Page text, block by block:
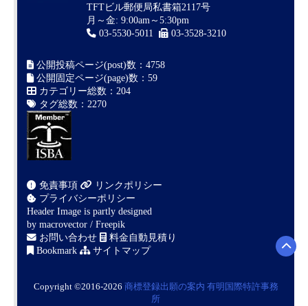
TFTビル郵便局私書箱2117号
月～金: 9:00am～5:30pm
03-5530-5011
03-3528-3210
公開投稿ページ(post)数：4758
公開固定ページ(page)数：59
カテゴリー総数：204
タグ総数：2270
免責事項
リンクポリシー
プライバシーポリシー
Header Image is partly designed
by macrovector / Freepik
お問い合わせ
料金自動見積り
Bookmark
サイトマップ
Copyright ©2016-2026 商標登録出願の案内 有明国際特許事務
所